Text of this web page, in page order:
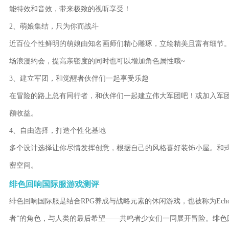
能特效和音效，带来极致的视听享受！
2、萌娘集结，只为你而战斗
近百位个性鲜明的萌娘由知名画师们精心雕琢，立绘精美且富有细
场浪漫约会，提高亲密度的同时也可以增加角色属性哦~
3、建立军团，和觉醒者伙伴们一起享受乐趣
在冒险的路上总有同行者，和伙伴们一起建立伟大军团吧！或加入
额收益。
4、自由选择，打造个性化基地
多个设计选择让你尽情发挥创意，根据自己的风格喜好装饰小屋。
密空间。
绯色回响国际服游戏测评
绯色回响国际服是结合RPG养成与战略元素的休闲游戏，也被称为
者”的角色，与人类的最后希望——共鸣者少女们一同展开冒险。绯